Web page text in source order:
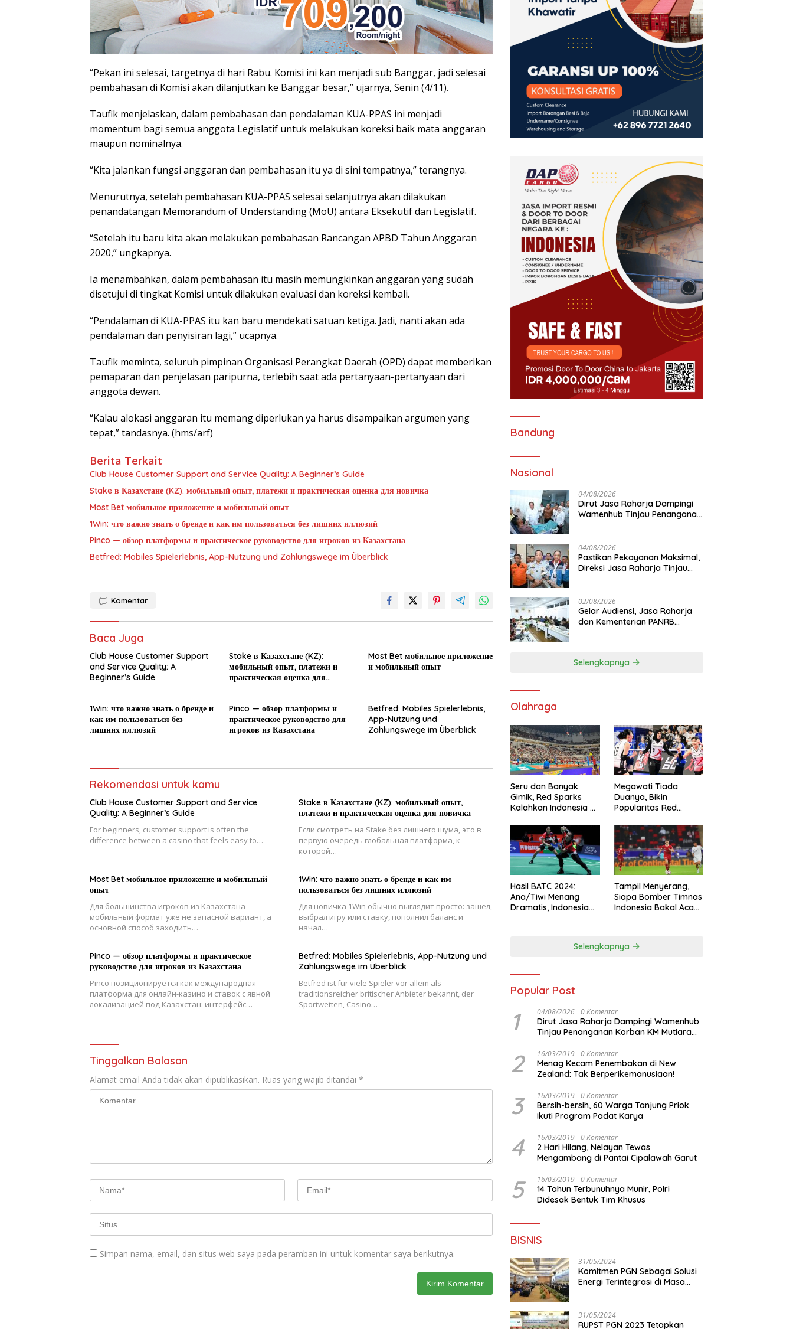
“Pekan ini selesai, targetnya di hari Rabu. Komisi ini kan menjadi sub Banggar, jadi selesai
pembahasan di Komisi akan dilanjutkan ke Banggar besar,” ujarnya, Senin (4/11).
Taufik menjelaskan, dalam pembahasan dan pendalaman KUA-PPAS ini menjadi
momentum bagi semua anggota Legislatif untuk melakukan koreksi baik mata anggaran
maupun nominalnya.
“Kita jalankan fungsi anggaran dan pembahasan itu ya di sini tempatnya,” terangnya.
Menurutnya, setelah pembahasan KUA-PPAS selesai selanjutnya akan dilakukan
penandatangan Memorandum of Understanding (MoU) antara Eksekutif dan Legislatif.
“Setelah itu baru kita akan melakukan pembahasan Rancangan APBD Tahun Anggaran
2020,” ungkapnya.
Ia menambahkan, dalam pembahasan itu masih memungkinkan anggaran yang sudah
disetujui di tingkat Komisi untuk dilakukan evaluasi dan koreksi kembali.
“Pendalaman di KUA-PPAS itu kan baru mendekati satuan ketiga. Jadi, nanti akan ada
pendalaman dan penyisiran lagi,” ucapnya.
Taufik meminta, seluruh pimpinan Organisasi Perangkat Daerah (OPD) dapat memberikan
pemaparan dan penjelasan paripurna, terlebih saat ada pertanyaan-pertanyaan dari
anggota dewan.
“Kalau alokasi anggaran itu memang diperlukan ya harus disampaikan argumen yang
tepat,” tandasnya. (hms/arf)
Berita Terkait
Club House Customer Support and Service Quality: A Beginner’s Guide
Stake в Казахстане (KZ): мобильный опыт, платежи и практическая оценка для новичка
Most Bet мобильное приложение и мобильный опыт
1Win: что важно знать о бренде и как им пользоваться без лишних иллюзий
Pinco — обзор платформы и практическое руководство для игроков из Казахстана
Betfred: Mobiles Spielerlebnis, App-Nutzung und Zahlungswege im Überblick
Komentar
Baca Juga
Club House Customer Support
and Service Quality: A
Beginner’s Guide
Stake в Казахстане (KZ):
мобильный опыт, платежи и
практическая оценка для
Most Bet мобильное приложение
и мобильный опыт
1Win: что важно знать о бренде и
как им пользоваться без
лишних иллюзий
Pinco — обзор платформы и
практическое руководство для
игроков из Казахстана
Betfred: Mobiles Spielerlebnis,
App-Nutzung und
Zahlungswege im Überblick
Rekomendasi untuk kamu
Club House Customer Support and Service
Quality: A Beginner’s Guide
For beginners, customer support is often the
difference between a casino that feels easy to…
Stake в Казахстане (KZ): мобильный опыт,
платежи и практическая оценка для новичка
Если смотреть на Stake без лишнего шума, это в
первую очередь глобальная платформа, к
которой…
Most Bet мобильное приложение и мобильный
опыт
Для большинства игроков из Казахстана
мобильный формат уже не запасной вариант, а
основной способ заходить…
1Win: что важно знать о бренде и как им
пользоваться без лишних иллюзий
Для новичка 1Win обычно выглядит просто: зашёл,
выбрал игру или ставку, пополнил баланс и
начал…
Pinco — обзор платформы и практическое
руководство для игроков из Казахстана
Pinco позиционируется как международная
платформа для онлайн-казино и ставок с явной
локализацией под Казахстан: интерфейс…
Betfred: Mobiles Spielerlebnis, App-Nutzung und
Zahlungswege im Überblick
Betfred ist für viele Spieler vor allem als
traditionsreicher britischer Anbieter bekannt, der
Sportwetten, Casino…
Tinggalkan Balasan
Alamat email Anda tidak akan dipublikasikan. Ruas yang wajib ditandai *
Simpan nama, email, dan situs web saya pada peramban ini untuk komentar saya berikutnya.
Bandung
Nasional
04/08/2026
Dirut Jasa Raharja Dampingi
Wamenhub Tinjau Penanganan
04/08/2026
Pastikan Pekayanan Maksimal,
Direksi Jasa Raharja Tinjau
02/08/2026
Gelar Audiensi, Jasa Raharja
dan Kementerian PANRB
Selengkapnya
Olahraga
Seru dan Banyak
Gimik, Red Sparks
Kalahkan Indonesia All
Megawati Tiada
Duanya, Bikin
Popularitas Red
Hasil BATC 2024:
Ana/Tiwi Menang
Dramatis, Indonesia
Tampil Menyerang,
Siapa Bomber Timnas
Indonesia Bakal Acak-
Selengkapnya
Popular Post
1 04/08/2026 0 Komentar
Dirut Jasa Raharja Dampingi Wamenhub
Tinjau Penanganan Korban KM Mutiara
2 16/03/2019 0 Komentar
Menag Kecam Penembakan di New
Zealand: Tak Berperikemanusiaan!
3 16/03/2019 0 Komentar
Bersih-bersih, 60 Warga Tanjung Priok
Ikuti Program Padat Karya
4 16/03/2019 0 Komentar
2 Hari Hilang, Nelayan Tewas
Mengambang di Pantai Cipalawah Garut
5 16/03/2019 0 Komentar
14 Tahun Terbunuhnya Munir, Polri
Didesak Bentuk Tim Khusus
BISNIS
31/05/2024
Komitmen PGN Sebagai Solusi
Energi Terintegrasi di Masa
31/05/2024
RUPST PGN 2023 Tetapkan